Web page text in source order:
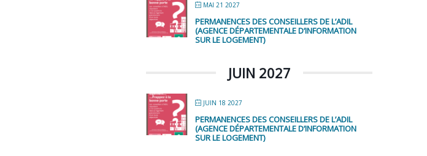
MAI 21 2027
PERMANENCES DES CONSEILLERS DE L’ADIL
(AGENCE DÉPARTEMENTALE D’INFORMATION
SUR LE LOGEMENT)
JUIN 2027
JUIN 18 2027
PERMANENCES DES CONSEILLERS DE L’ADIL
(AGENCE DÉPARTEMENTALE D’INFORMATION
SUR LE LOGEMENT)